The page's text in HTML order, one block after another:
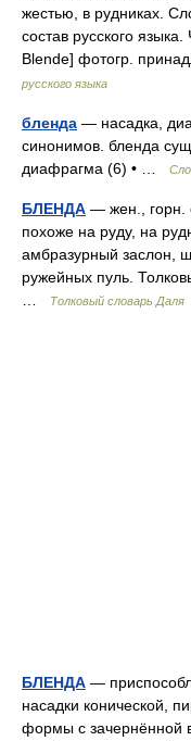
жестью, в рудниках.
состав русского
Blende] фотогр.
русского языка
бленда — насадка,
синонимов. бленда
диафрагма (6) • …
БЛЕНДА — жен., горн.
похоже на руду, на
амбразурный заслон,
ружейных пуль.
Толковый словарь Даля
БЛЕНДА —
насадки конической,
формы с зачернённой